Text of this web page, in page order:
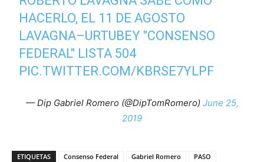
HACERLO, EL 11 DE AGOSTO
LAVAGNA–URTUBEY "CONSENSO
FEDERAL" LISTA 504
PIC.TWITTER.COM/KBRSE7YLPF
— Dip Gabriel Romero (@DipTomRomero) June 25,
2019
ETIQUETAS Consenso Federal Gabriel Romero PASO